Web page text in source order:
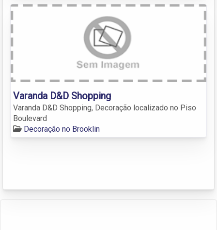
Varanda D&D Shopping
Varanda D&D Shopping, Decoração localizado no Piso
Boulevard
Decoração no Brooklin